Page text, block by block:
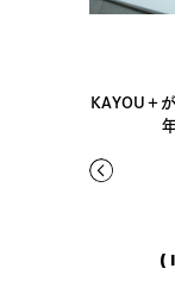
KAYOU＋が琥珀
年の軌
(